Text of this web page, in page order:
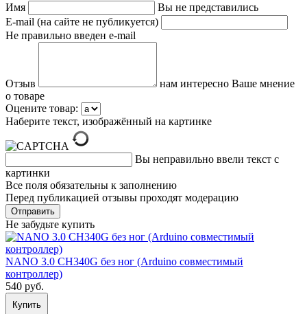
Имя
Вы не представились
E-mail (на сайте не публикуется)
Не правильно введен e-mail
Отзыв
нам интересно Ваше мнение
о товаре
Оцените товар:
Наберите текст, изображённый на картинке
Вы неправильно ввели текст с
картинки
Все поля обязательны к заполнению
Перед публикацией отзывы проходят модерацию
Не забудьте купить
NANO 3.0 CH340G без ног (Arduino совместимый
контроллер)
540 руб.
Купить